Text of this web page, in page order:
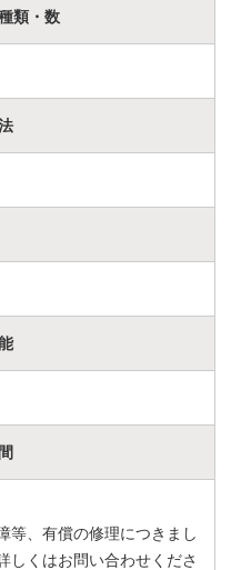
類・数
等、有償の修理につきまし
しくはお問い合わせくださ